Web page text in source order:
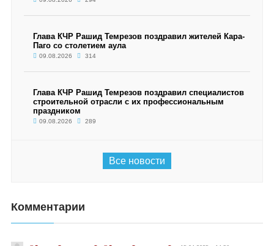
Глава КЧР Рашид Темрезов поздравил жителей Кара-
Паго со столетием аула
09.08.2026 314
Глава КЧР Рашид Темрезов поздравил специалистов
строительной отрасли с их профессиональным
праздником
09.08.2026 289
Все новости
Комментарии